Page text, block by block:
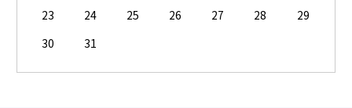
23
24 25 26 27 28
29
30
31